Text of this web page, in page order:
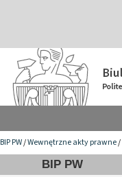
BIP PW/Wewnętrzne akty prawne/
BIP PW